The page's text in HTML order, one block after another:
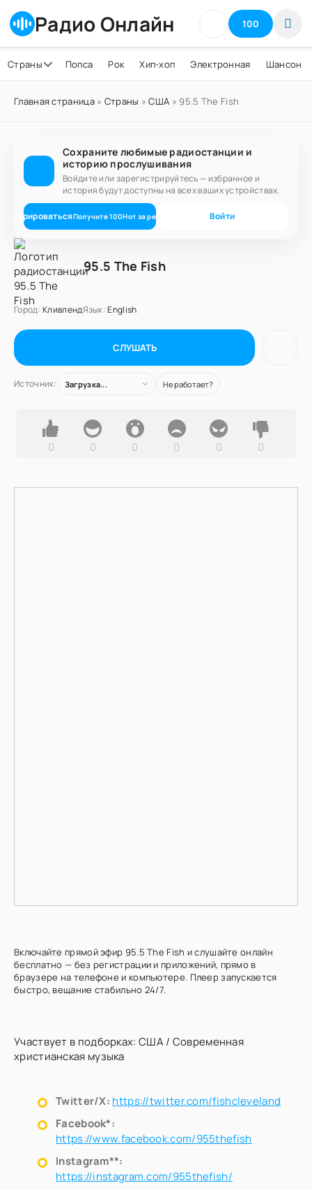
Радио Онлайн 100
Страны Попса Рок Хип-хоп Электронная Шансон
Главная страница» Страны »США » 95.5 The Fish
Сохраните любимые радиостанции и
историю прослушивания
Войдите или зарегистрируйтесь — избранное и
история будут доступны на всех ваших устройствах.
Получите100Нот за регистрацию Войти
95.5 The Fish
Город:КливлендЯзык:English
СЛУШАТЬ
Источник: Загрузка... Не работает?
0 0 0 0 0 0
Включайте прямой эфир 95.5 The Fish и слушайте онлайн
бесплатно — без регистрации и приложений, прямо в
браузере на телефоне и компьютере. Плеер запускается
быстро, вещание стабильно 24/7.
Участвует в подборках: США / Современная
христианская музыка
Twitter/X: https://twitter.com/fishcleveland
Facebook*:
https://www.facebook.com/955thefish
Instagram**:
https://instagram.com/955thefish/